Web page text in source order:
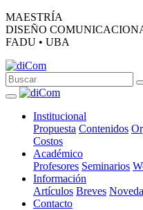
MAESTRÍA
DISEÑO
FADU • UBA
Institucional
Propuesta Contenidos
Costos
Académico
Profesores Seminarios
Información
Artículos Breves
Contacto